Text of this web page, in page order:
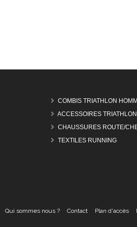
COMBIS TRIATHLON
ACCESSOIRES TRIATHLON
CHAUSSURES ROUTE/
TEXTILES RUNNING
Qui sommes nous ? Contact Plan d'accès